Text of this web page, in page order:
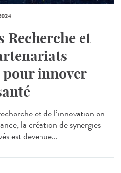
Recherche et
innover
et de l’innovation en
la création de synergies
est devenue...